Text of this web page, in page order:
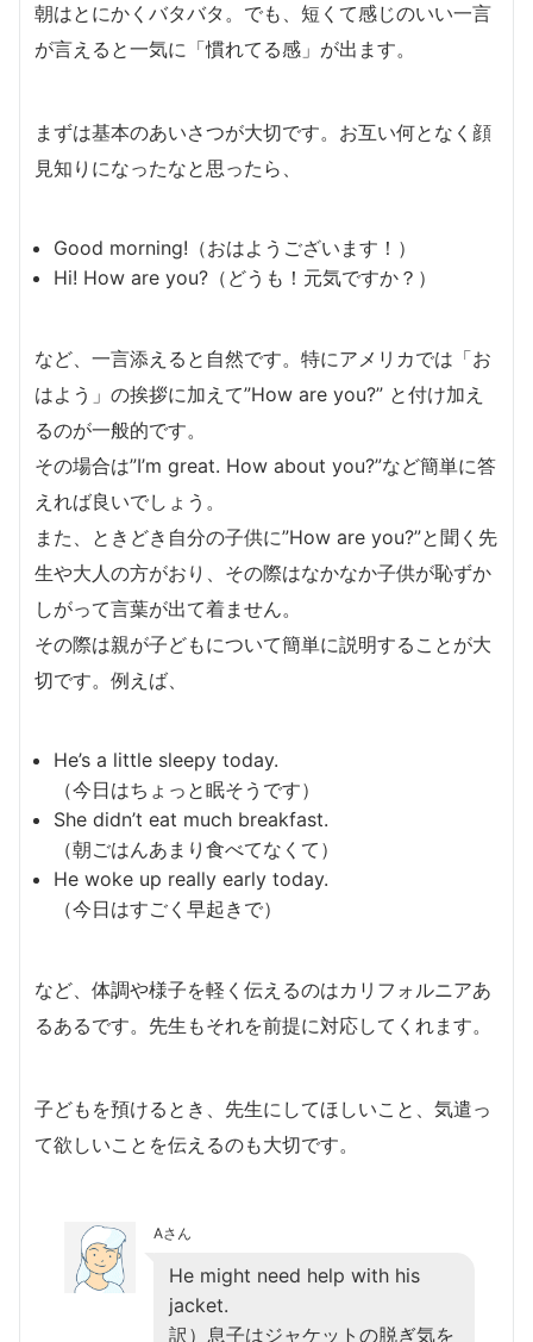
朝はとにかくバタバタ。でも、短くて感じのいい一言
が言えると一気に「慣れてる感」が出ます。
まずは基本のあいさつが大切です。お互い何となく顔
見知りになったなと思ったら、
Good morning!（おはようございます！）
Hi! How are you?（どうも！元気ですか？）
など、一言添えると自然です。特にアメリカでは「お
はよう」の挨拶に加えて”How are you?” と付け加え
るのが一般的です。
その場合は”I’m great. How about you?”など簡単に答
えれば良いでしょう。
また、ときどき自分の子供に”How are you?”と聞く先
生や大人の方がおり、その際はなかなか子供が恥ずか
しがって言葉が出て着ません。
その際は親が子どもについて簡単に説明することが大
切です。例えば、
He’s a little sleepy today.
（今日はちょっと眠そうです）
She didn’t eat much breakfast.
（朝ごはんあまり食べてなくて）
He woke up really early today.
（今日はすごく早起きで）
など、体調や様子を軽く伝えるのはカリフォルニアあ
るあるです。先生もそれを前提に対応してくれます。
子どもを預けるとき、先生にしてほしいこと、気遣っ
て欲しいことを伝えるのも大切です。
Aさん
He might need help with his
jacket.
訳）息子はジャケットの脱ぎ気を